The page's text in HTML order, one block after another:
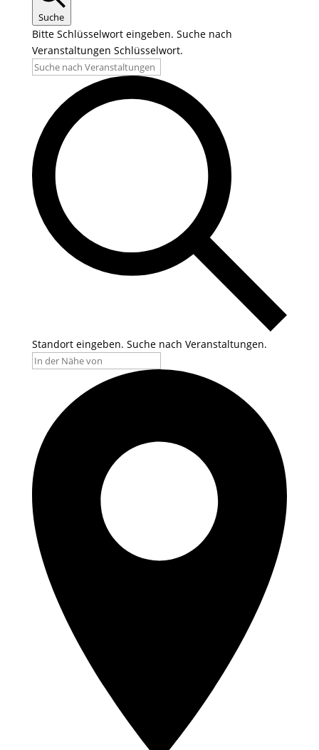
Suche
Bitte Schlüsselwort eingeben. Suche nach
Veranstaltungen Schlüsselwort.
Standort eingeben. Suche nach Veranstaltungen.